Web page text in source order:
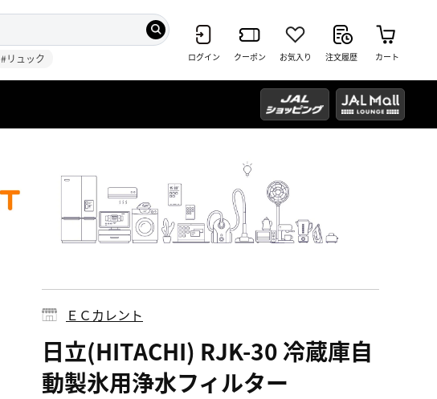
#リュック ログイン クーポン お気入り 注文履歴 カート
ＥＣカレント
日立(HITACHI) RJK-30 冷蔵庫自
動製氷用浄水フィルター